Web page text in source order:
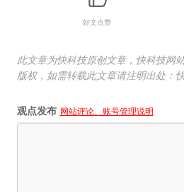
好文点赞
此文章为快科技原创文章，快科技网
版权，如需转载此文章请注明出处：
观点发布 网站评论、账号管理说明